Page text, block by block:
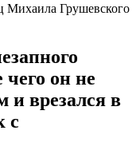
Михаила Грушевского
чего он не
и врезался в
с